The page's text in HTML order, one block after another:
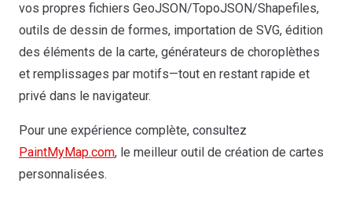
vos propres fichiers GeoJSON/TopoJSON/Shapefiles,
outils de dessin de formes, importation de SVG, édition
des éléments de la carte, générateurs de choroplèthes
et remplissages par motifs—tout en restant rapide et
privé dans le navigateur.
Pour une expérience complète, consultez
PaintMyMap.com, le meilleur outil de création de cartes
personnalisées.